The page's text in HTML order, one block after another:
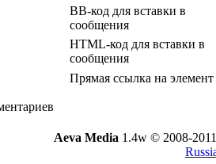
BB-код для вставки в
сообщения
HTML-код для вставки в
сообщения
Прямая ссылка на элемент
Aeva Media 1.4w © 2008-